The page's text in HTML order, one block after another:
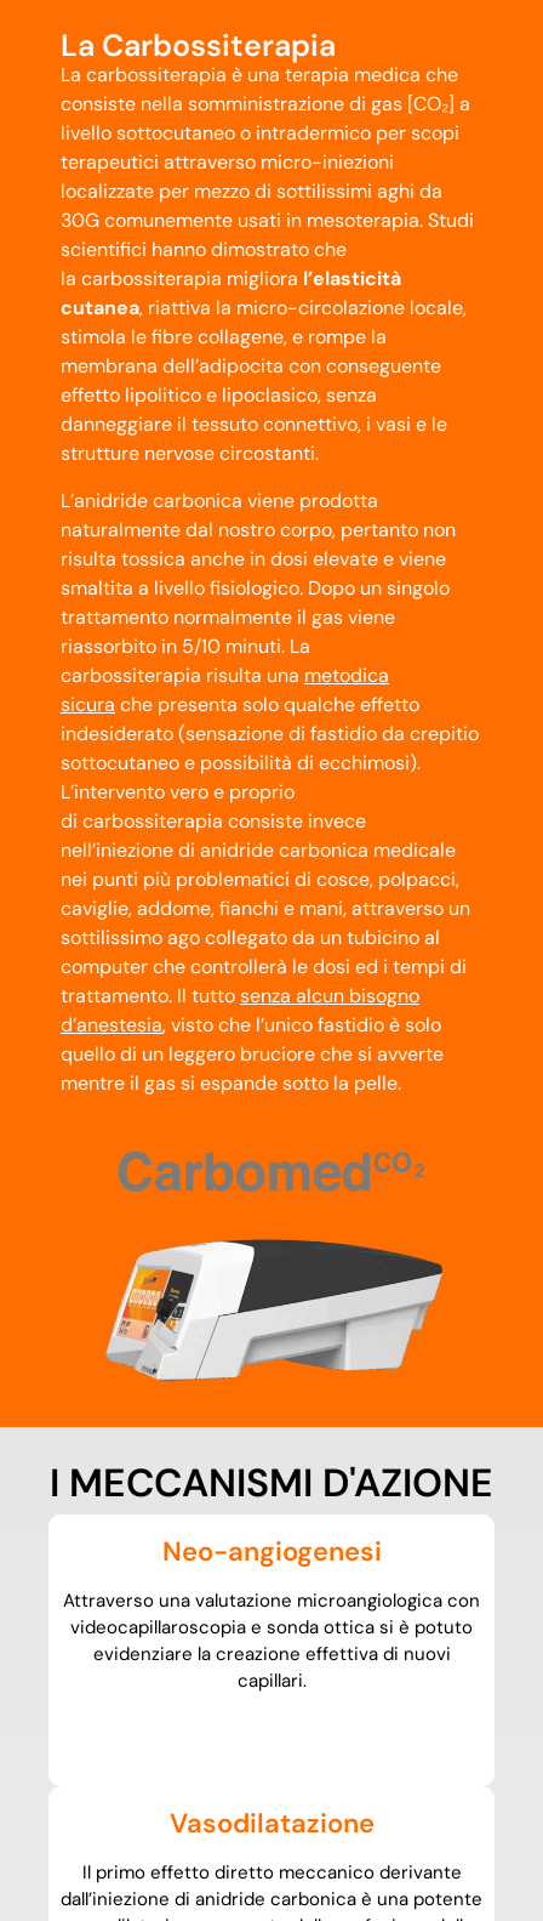
La Carbossiterapia
La carbossiterapia è una terapia medica che
consiste nella somministrazione di gas [CO₂] a
livello sottocutaneo o intradermico per scopi
terapeutici attraverso micro-iniezioni
localizzate per mezzo di sottilissimi aghi da
30G comunemente usati in mesoterapia. Studi
scientifici hanno dimostrato che
la carbossiterapia migliora l’elasticità
cutanea, riattiva la micro-circolazione locale,
stimola le fibre collagene, e rompe la
membrana dell’adipocita con conseguente
effetto lipolitico e lipoclasico, senza
danneggiare il tessuto connettivo, i vasi e le
strutture nervose circostanti.
L’anidride carbonica viene prodotta
naturalmente dal nostro corpo, pertanto non
risulta tossica anche in dosi elevate e viene
smaltita a livello fisiologico. Dopo un singolo
trattamento normalmente il gas viene
riassorbito in 5/10 minuti. La
carbossiterapia risulta una metodica
sicura che presenta solo qualche effetto
indesiderato (sensazione di fastidio da crepitio
sottocutaneo e possibilità di ecchimosi).
L’intervento vero e proprio
di carbossiterapia consiste invece
nell’iniezione di anidride carbonica medicale
nei punti più problematici di cosce, polpacci,
caviglie, addome, fianchi e mani, attraverso un
sottilissimo ago collegato da un tubicino al
computer che controllerà le dosi ed i tempi di
trattamento. Il tuttosenza alcun bisogno
d’anestesia, visto che l’unico fastidio è solo
quello di un leggero bruciore che si avverte
mentre il gas si espande sotto la pelle.
I MECCANISMI D'AZIONE
Neo-angiogenesi
Attraverso una valutazione microangiologica con
videocapillaroscopia e sonda ottica si è potuto
evidenziare la creazione effettiva di nuovi
capillari.
Vasodilatazione
Il primo effetto diretto meccanico derivante
dall’iniezione di anidride carbonica è una potente